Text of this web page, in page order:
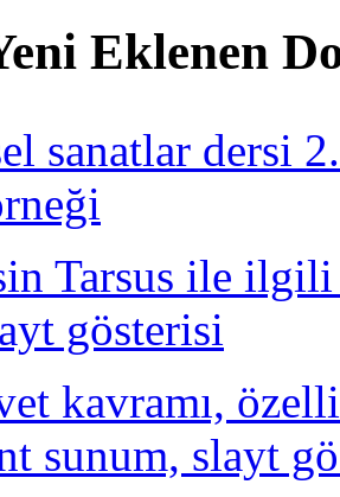
Eklenen
sanatlar dersi
Tarsus ile
gösterisi
kavramı,
sunum, slayt